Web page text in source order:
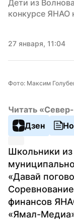
Дети из
конкурсе ЯНАО
27 января, 11:04
Фото: Максим
Читать
Дзен
Школьники из
«Давай
финансов
«Ямал-